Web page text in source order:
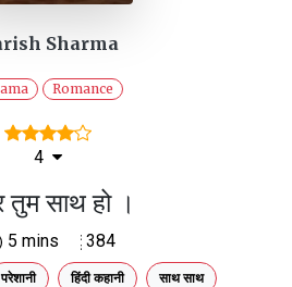
Sharma
Romance
4
साथ हो ।
5 mins 384
परेशानी हिंदी कहानी साथ साथ